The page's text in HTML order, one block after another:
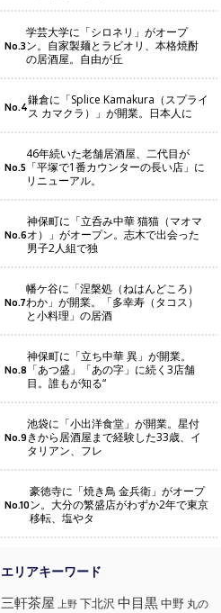
No.3
学芸大学に「シロネリ」がオープ
ン。自家製麺とラビオリ、本格焼酎
の居酒屋。自由が丘
No.4鎌倉に「Splice Kamakura（スプライ
ス カマクラ）」が開業。日本人に
No.5
46年続いた老舗居酒屋、二代目が
「平塚で1番カウンターの長い店」に
リニューアル。
No.6
神保町に「立呑み中華 猫猫（マオマ
オ）」がオープン。志木で出会った
男子2人組で独
No.7
幡ケ谷に「涅槃処（ねはんどころ）
わか」が開業。「多幸寿（タコス）
と小料理」の居酒
No.8
神保町に「立ち中華 異」が開業。
「あつ盛」「あの字」に続く3店舗
目。誰もが知る“
No.9
池袋に「小出洋食堂」が開業。星付
きから居酒屋まで経験した33歳、イ
タリアン、フレ
No.10
豪徳寺に「焼き鳥 金兵衛」がオープ
ン。大分の繁盛店がわずか2年で東京
移転、塩やタ
三軒茶屋 上野 下北沢 中目黒中野 丸の